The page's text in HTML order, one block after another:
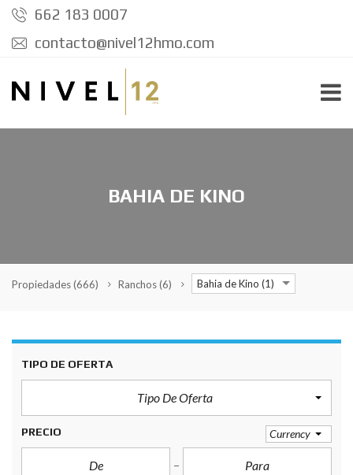
662 183 0007
contacto@nivel12hmo.com
BAHIA DE KINO
Propiedades(666) Ranchos(6) Bahia de Kino (1)
TIPO DE OFERTA
Tipo De Oferta
PRECIO Currency